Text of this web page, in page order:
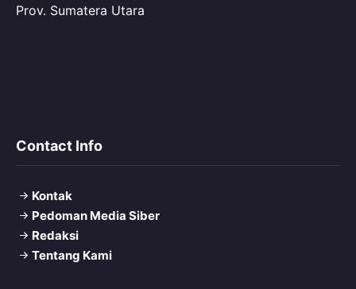
Prov. Sumatera Utara
Contact Info
Kontak
Pedoman Media Siber
Redaksi
Tentang Kami